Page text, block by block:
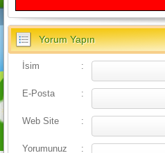
Yorum Yapın
İsim :
E-Posta :
Web Site :
Yorumunuz :